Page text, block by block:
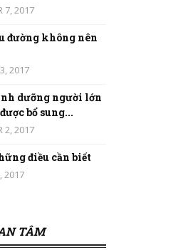
7, 2017
đường không nên
2017
dưỡng người lớn
bổ sung...
2, 2017
điều cần biết
2017
TÂM